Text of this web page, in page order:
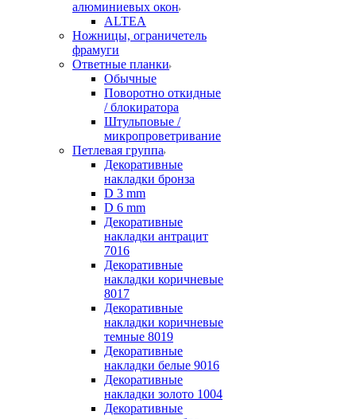
алюминиевых окон
ALTEA
Ножницы, ограничетель
фрамуги
Ответные планки
Обычные
Поворотно откидные
/ блокиратора
Штульповые /
микропроветривание
Петлевая группа
Декоративные
накладки бронза
D 3 mm
D 6 mm
Декоративные
накладки антрацит
7016
Декоративные
накладки коричневые
8017
Декоративные
накладки коричневые
темные 8019
Декоративные
накладки белые 9016
Декоративные
накладки золото 1004
Декоративные